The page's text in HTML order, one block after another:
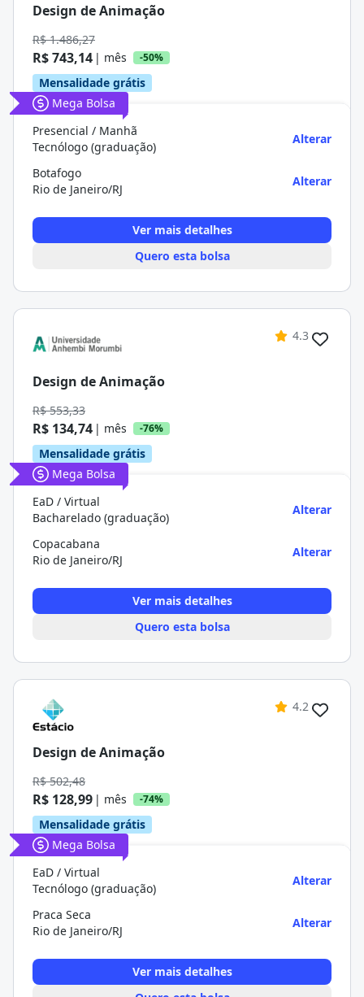
Design de Animação
R$ 1.486,27
R$ 743,14 | mês -50%
Mensalidade grátis
Mega Bolsa
Presencial / Manhã
Tecnólogo (graduação)
Alterar
Botafogo
Rio de Janeiro/RJ
Alterar
Ver mais detalhes
Quero esta bolsa
4.3
Design de Animação
R$ 553,33
R$ 134,74 | mês -76%
Mensalidade grátis
Mega Bolsa
EaD / Virtual
Bacharelado (graduação)
Alterar
Copacabana
Rio de Janeiro/RJ
Alterar
Ver mais detalhes
Quero esta bolsa
4.2
Design de Animação
R$ 502,48
R$ 128,99 | mês -74%
Mensalidade grátis
Mega Bolsa
EaD / Virtual
Tecnólogo (graduação)
Alterar
Praca Seca
Rio de Janeiro/RJ
Alterar
Ver mais detalhes